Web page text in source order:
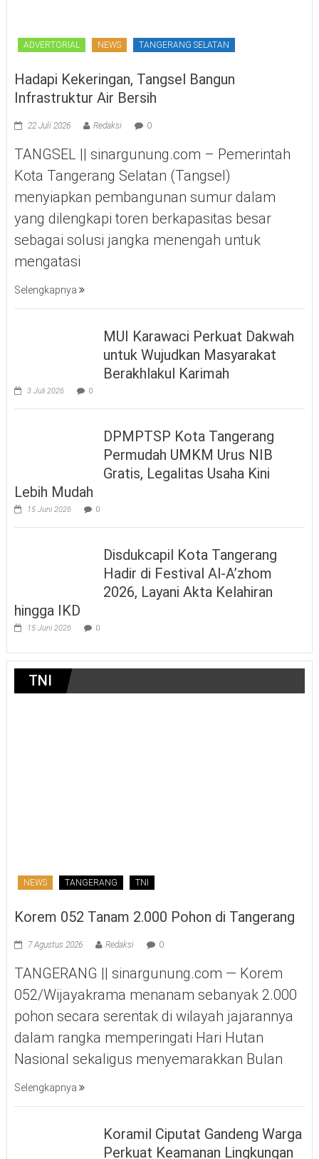
ADVERTORIAL NEWS TANGERANG SELATAN
Hadapi Kekeringan, Tangsel Bangun
Infrastruktur Air Bersih
22 Juli 2026 Redaksi 0
TANGSEL || sinargunung.com – Pemerintah
Kota Tangerang Selatan (Tangsel)
menyiapkan pembangunan sumur dalam
yang dilengkapi toren berkapasitas besar
sebagai solusi jangka menengah untuk
mengatasi
Selengkapnya
MUI Karawaci Perkuat Dakwah
untuk Wujudkan Masyarakat
Berakhlakul Karimah
3 Juli 2026 0
DPMPTSP Kota Tangerang
Permudah UMKM Urus NIB
Gratis, Legalitas Usaha Kini
Lebih Mudah
15 Juni 2026 0
Disdukcapil Kota Tangerang
Hadir di Festival Al-A’zhom
2026, Layani Akta Kelahiran
hingga IKD
15 Juni 2026 0
TNI
NEWS TANGERANG TNI
Korem 052 Tanam 2.000 Pohon di Tangerang
7 Agustus 2026 Redaksi 0
TANGERANG || sinargunung.com — Korem
052/Wijayakrama menanam sebanyak 2.000
pohon secara serentak di wilayah jajarannya
dalam rangka memperingati Hari Hutan
Nasional sekaligus menyemarakkan Bulan
Selengkapnya
Koramil Ciputat Gandeng Warga
Perkuat Keamanan Lingkungan